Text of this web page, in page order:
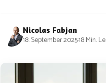
Nicolas Fabjan
18. September 2025·18 Min.